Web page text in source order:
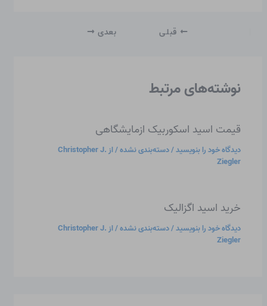
قبلی بعدی
نوشته‌های مرتبط
قیمت اسید اسکوربیک ازمایشگاهی
دیدگاه‌ خود را بنویسید/دسته‌بندی نشده/ از Christopher J.
Ziegler
خرید اسید اگزالیک
دیدگاه‌ خود را بنویسید/دسته‌بندی نشده/ از Christopher J.
Ziegler